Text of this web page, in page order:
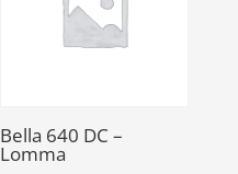
Bella 640 DC –
Lomma